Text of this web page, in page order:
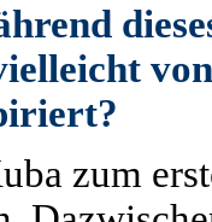
zum